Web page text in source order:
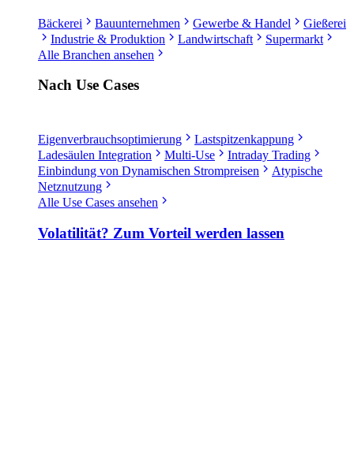
Bäckerei Bauunternehmen Gewerbe & Handel
Gießerei
Industrie & Produktion
Landwirtschaft
Supermarkt
Alle Branchen ansehen
Nach Use Cases
Eigenverbrauchsoptimierung
Lastspitzenkappung
Ladesäulen Integration
Multi-Use
Intraday Trading
Einbindung von Dynamischen Strompreisen
Atypische
Netznutzung
Alle Use Cases ansehen
Volatilität? Zum Vorteil werden lassen